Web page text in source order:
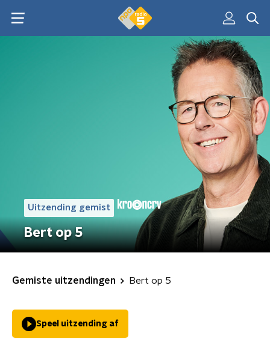
Uitzending gemist
Bert op 5
Gemiste uitzendingen Bert op 5
Speel uitzending af